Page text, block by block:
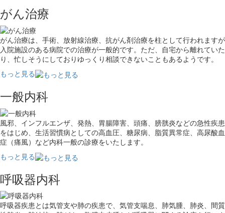
がん治療
がん治療は、手術、放射線治療、抗がん剤治療を柱として行われますが
入院施設のある病院での治療が一般的です。ただ、自宅から離れていた
り、忙しそうにしておりゆっくり相談できないこともあるようです。
もっと見る
一般内科
風邪、インフルエンザ、発熱、胃腸障害、頭痛、膀胱炎などの急性疾患
をはじめ、生活習慣病としての高血圧、糖尿病、脂質異常症、高尿酸血
症（痛風）など内科一般の診療をいたします。
もっと見る
呼吸器内科
呼吸器疾患とは気管支や肺の疾患で、気管支喘息、肺気腫、肺炎、間質